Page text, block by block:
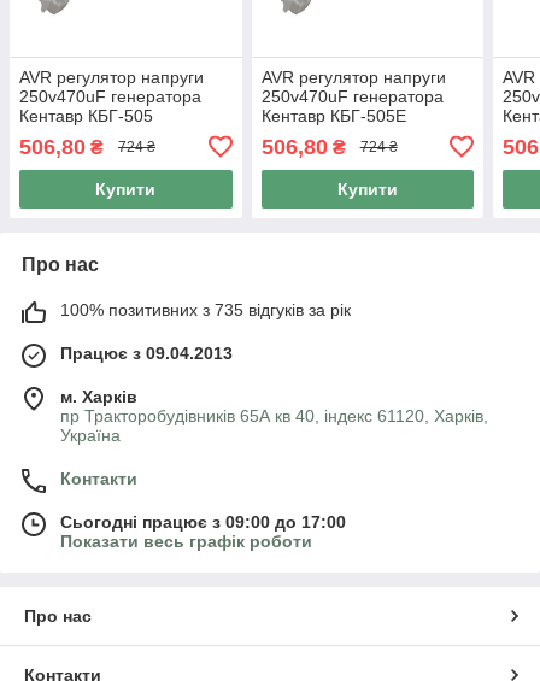
AVR регулятор напруги
250v470uF генератора
Кентавр КБГ-505
506,80 ₴ 724 ₴
Купити
AVR регулятор напруги
250v470uF генератора
Кентавр КБГ-505Е
506,80₴ 724 ₴
Купити
AVR
Про нас
100% позитивних з 735 відгуків за рік
Працює з 09.04.2013
м. Харків
пр Тракторобудівників 65А кв 40, індекс 61120, Харків,
Україна
Контакти
Сьогодні працює з 09:00 до 17:00
Показати весь графік роботи
Про нас
Контакти